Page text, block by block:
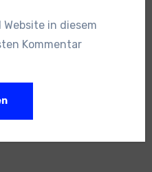
in diesem
Kommentar